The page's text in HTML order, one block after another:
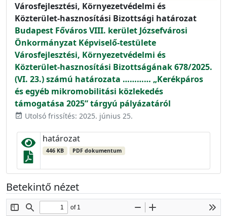
Városfejlesztési, Környezetvédelmi és
Közterület-hasznosítási Bizottsági határozat
Budapest Főváros VIII. kerület Józsefvárosi
Önkormányzat Képviselő-testülete
Városfejlesztési, Környezetvédelmi és
Közterület-hasznosítási Bizottságának 678/2025.
(VI. 23.) számú határozata ………… „Kerékpáros
és egyéb mikromobilitási közlekedés
támogatása 2025” tárgyú pályázatáról
event_available Utolsó frissítés: 2025. június 25.
határozat
446 KB PDF dokumentum
Betekintő nézet